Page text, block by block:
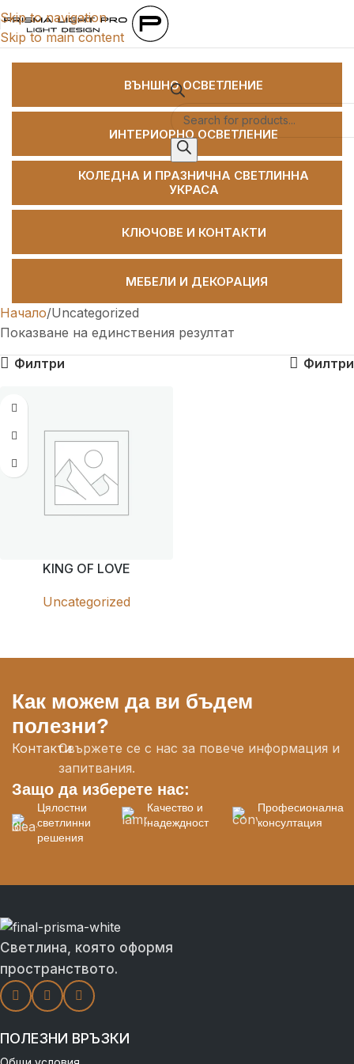
Skip to navigation
Skip to main content
ВЪНШНО ОСВЕТЛЕНИЕ
ИНТЕРИОРНО ОСВЕТЛЕНИЕ
КОЛЕДНА И ПРАЗНИЧНА СВЕТЛИННА
УКРАСА
КЛЮЧОВЕ И КОНТАКТИ
МЕБЕЛИ И ДЕКОРАЦИЯ
Начало Uncategorized
Показване на единствения резултат
Филтри
Филтри
KING OF LOVE
Uncategorized
Как можем да ви бъдем
полезни?
КонтактиСвържете се с нас за повече информация и
запитвания.
Защо да изберете нас:
Цялостни
светлинни
решения
Качество и
надеждност
Професионална
консултация
Светлина, която оформя
пространството.
ПОЛЕЗНИ ВРЪЗКИ